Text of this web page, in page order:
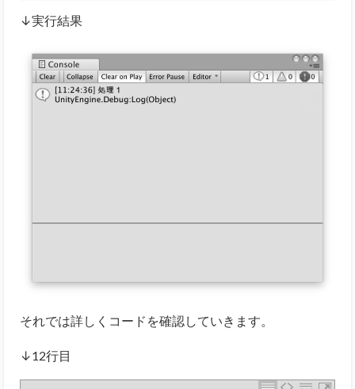
↓実行結果
それでは詳しくコードを確認していきます。
↓12行目